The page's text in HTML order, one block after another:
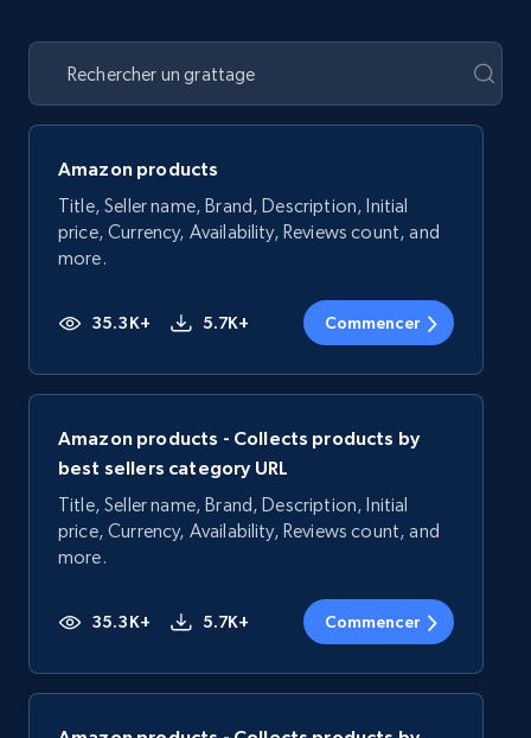
Amazon products
Title, Seller name, Brand, Description, Initial
price, Currency, Availability, Reviews count, and
more.
35.3K+ 5.7K+ Commencer
Amazon products - Collects products by
best sellers category URL
Title, Seller name, Brand, Description, Initial
price, Currency, Availability, Reviews count, and
more.
35.3K+ 5.7K+ Commencer